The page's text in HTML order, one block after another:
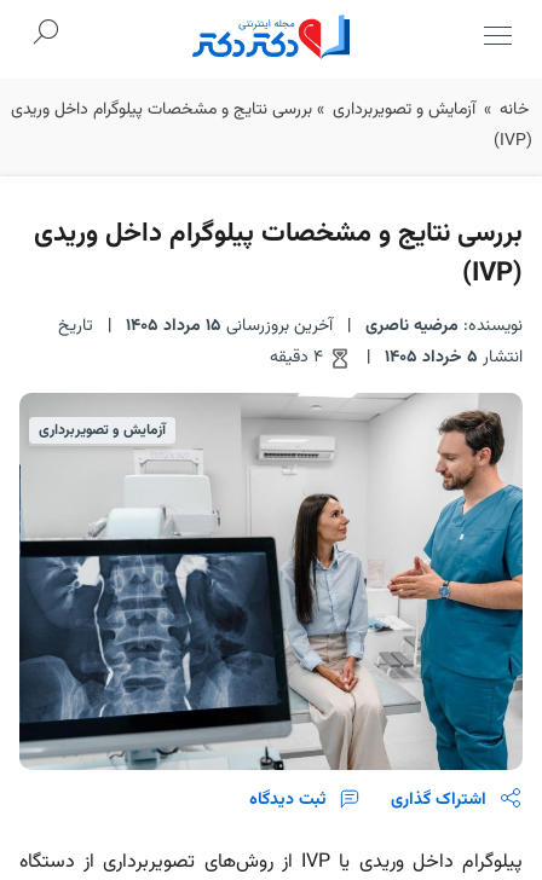
Skip
to
خانه » آزمایش و تصویربرداری »بررسی نتایج و مشخصات پیلوگرام داخل وریدی
(IVP)
بررسی نتایج و مشخصات پیلوگرام داخل وریدی
(IVP)
نویسنده: مرضیه ناصری | آخرین بروزرسانی 15 مرداد 1405 |
تاریخ
انتشار 5 خرداد 1405 |
آزمایش و تصویربرداری
اشتراک گذاری ثبت دیدگاه
پیلوگرام داخل وریدی یا IVP از روش‌های تصویربرداری از دستگاه